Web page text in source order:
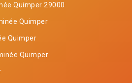
Quimper 29000
Quimper
Quimper
Quimper